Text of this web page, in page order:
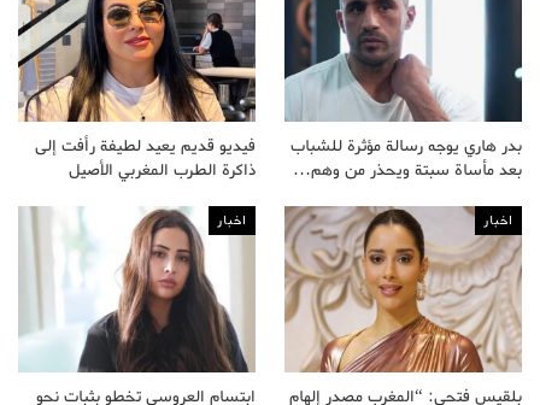
بدر هاري يوجه رسالة مؤثرة للشباب
بعد مأساة سبتة ويحذر من وهم…
فيديو قديم يعيد لطيفة رأفت إلى
ذاكرة الطرب المغربي الأصيل
اخبار
بلقيس فتحي: “المغرب مصدر إلهام
اخبار
ابتسام العروسي تخطو بثبات نحو